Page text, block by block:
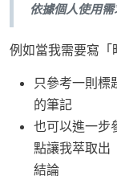
依據個人使用
例如當我需要寫「
只參考一則標
的筆記
也可以進一步
點讓我萃取出
結論